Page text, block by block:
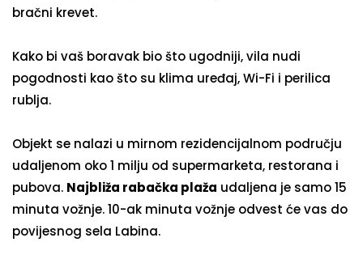
bračni krevet.
Kako bi vaš boravak bio što ugodniji, vila nudi
pogodnosti kao što su klima uređaj, Wi-Fi i perilica
rublja.
Objekt se nalazi u mirnom rezidencijalnom području
udaljenom oko 1 milju od supermarketa, restorana i
pubova. Najbliža rabačka plaža udaljena je samo 15
minuta vožnje. 10-ak minuta vožnje odvest će vas do
povijesnog sela Labina.